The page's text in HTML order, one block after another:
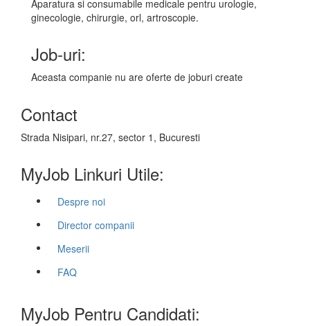
Aparatura si consumabile medicale pentru urologie,
ginecologie, chirurgie, orl, artroscopie.
Job-uri:
Aceasta companie nu are oferte de joburi create
Contact
Strada Nisipari, nr.27, sector 1, Bucuresti
MyJob Linkuri Utile:
Despre noi
Director companii
Meserii
FAQ
MyJob Pentru Candidati: